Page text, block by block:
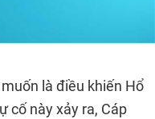
là điều khiến Hổ
cố này xảy ra, Cáp